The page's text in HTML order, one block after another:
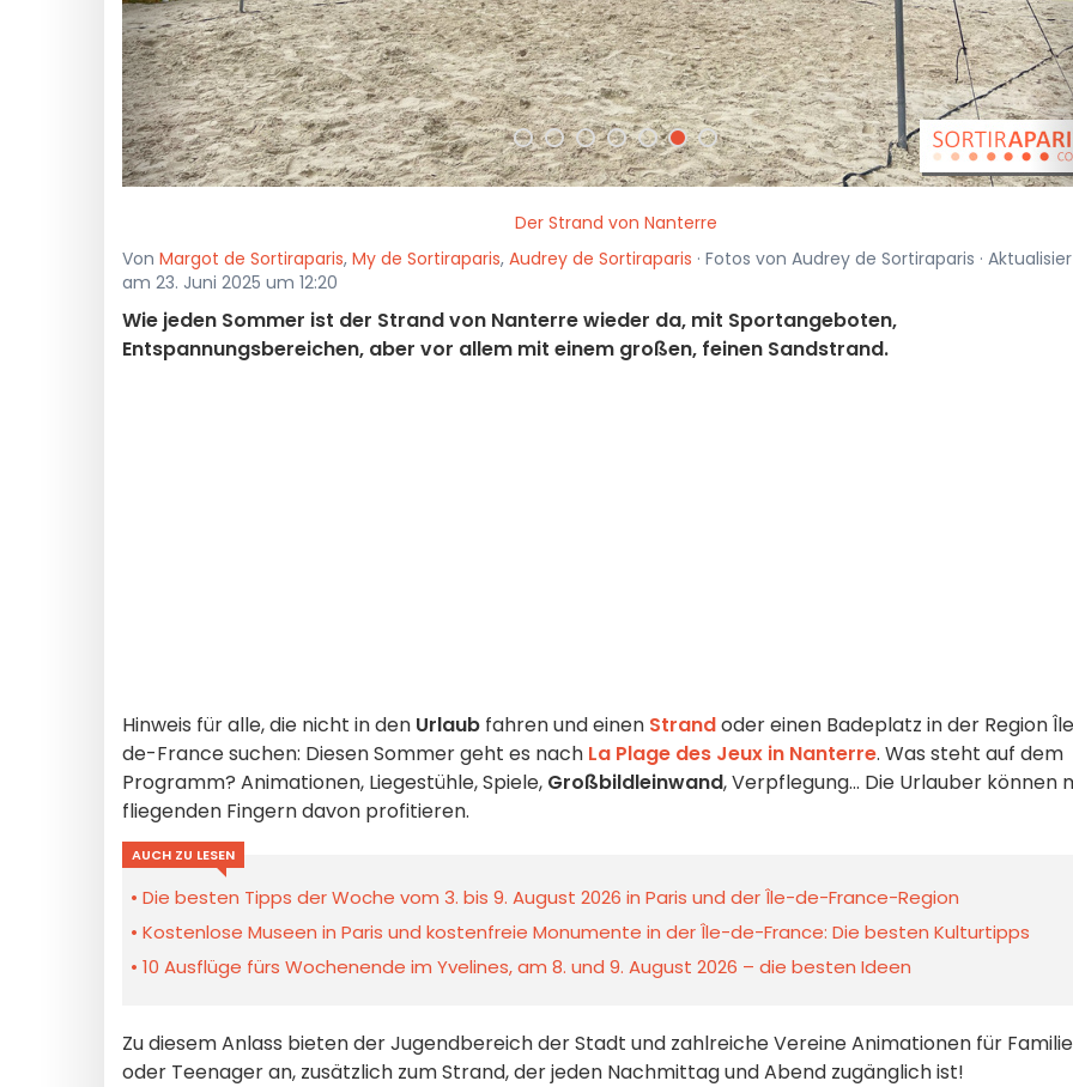
Der Strand von Nanterre
Von Margot de Sortiraparis, My de Sortiraparis, Audrey de Sortiraparis · Fotos von Audrey de Sortiraparis ·
am 23. Juni 2025 um 12:20
Wie jeden Sommer ist der Strand von Nanterre wieder da, mit Sportangeboten,
Entspannungsbereichen, aber vor allem mit einem großen, feinen Sandstrand.
Hinweis für alle, die nicht in den Urlaub fahren und einen Strandoder einen Badeplatz in der Region
de-France suchen: Diesen Sommer geht es nach La Plage des Jeux in Nanterre. Was steht auf dem
Programm? Animationen, Liegestühle, Spiele, Großbildleinwand, Verpflegung... Die Urlauber können
fliegenden Fingern davon profitieren.
AUCH ZU LESEN
Die besten Tipps der Woche vom 3. bis 9. August 2026 in Paris und der Île-de-France-Region
Kostenlose Museen in Paris und kostenfreie Monumente in der Île-de-France: Die besten Kulturtipps
10 Ausflüge fürs Wochenende im Yvelines, am 8. und 9. August 2026 – die besten Ideen
Zu diesem Anlass bieten der Jugendbereich der Stadt und zahlreiche Vereine Animationen für
oder Teenager an, zusätzlich zum Strand, der jeden Nachmittag und Abend zugänglich ist!